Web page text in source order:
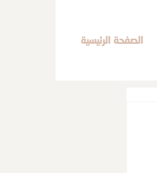
الصفحة الرئيسية